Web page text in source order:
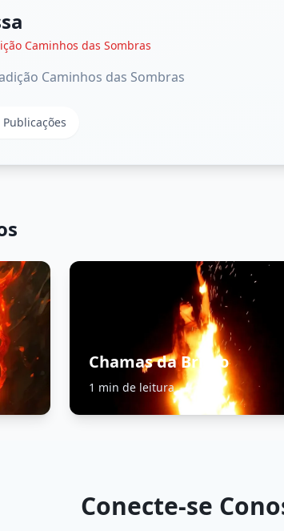
Caminhos das Sombras
Caminhos das Sombras
Publicações
Chamas da Brimo
1 min de leitura
Conecte-se